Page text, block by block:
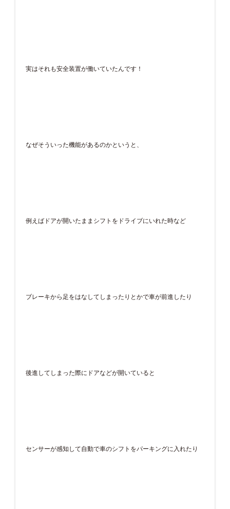
実はそれも安全装置が働いていたんです！
なぜそういった機能があるのかというと、
例えばドアが開いたままシフトをドライブにいれた時など
ブレーキから足をはなしてしまったりとかで車が前進したり
後進してしまった際にドアなどが開いていると
センサーが感知して自動で車のシフトをパーキングに入れたり